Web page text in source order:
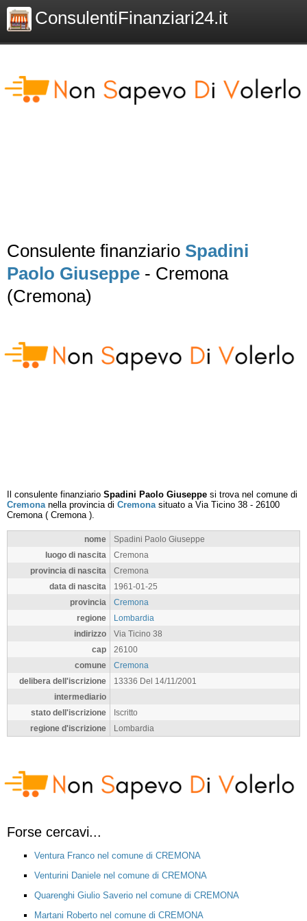
ConsulentiFinanziari24.it
Consulente finanziario Spadini
Paolo Giuseppe - Cremona
(Cremona)
Il consulente finanziario Spadini Paolo Giuseppe si trova nel comune di
Cremonanella provincia di Cremonasituato a Via Ticino 38 - 26100
Cremona( Cremona).
nome
Spadini Paolo Giuseppe
luogo di nascita
Cremona
provincia di nascita
Cremona
data di nascita
1961-01-25
provincia
Cremona
regione
Lombardia
indirizzo
Via Ticino 38
cap
26100
comune
Cremona
delibera dell'iscrizione
13336 Del 14/11/2001
intermediario
stato dell'iscrizione
Iscritto
regione d'iscrizione
Lombardia
Forse cercavi...
Ventura Franco nel comune di CREMONA
Venturini Daniele nel comune di CREMONA
Quarenghi Giulio Saverio nel comune di CREMONA
Martani Roberto nel comune di CREMONA